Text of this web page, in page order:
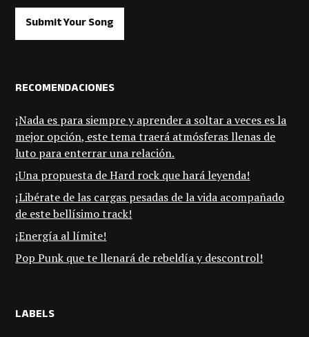
Submit Your Song
RECOMENDACIONES
¡Nada es para siempre y aprender a soltar a veces es la
mejor opción, este tema traerá atmósferas llenas de
luto para enterrar una relación.
¡Una propuesta de Hard rock que hará leyenda!
¡Libérate de las cargas pesadas de la vida acompañado
de este bellísimo track!
¡Energía al límite!
Pop Punk que te llenará de rebeldía y descontrol!
LABELS